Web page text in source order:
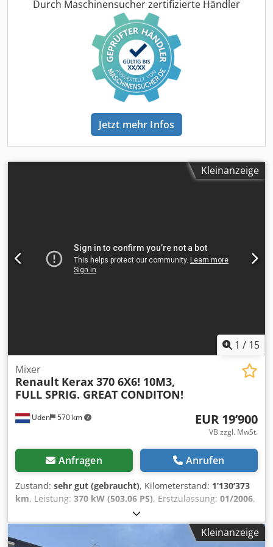
Interne Fahrzeugnr.: VTC30005 Deutsches Fahrzeug 3 x
vorhanden Ab sofort zur Verfügung auf unserem Hof in
Kaufungen Mehr INFO unter: * Golec Nutzfahrzeuge
GmbH (Deutsch, English, Bulgarisch, Russisch) * Viktoria
Sologubova (Polnisch, Russisch, Ukrainisch, English)
Finanzierungsbeispiel: * Interne Nummer: BM *
Kaufpreis: 69.900,00 ¤ * Anzahlung: 10%
* Laufzeit: 60 * Monatliche Rate: 1.001,02 ¤
Restwert: 13.380,00 ¤ Wenn das Angebot Ihnen zusagt
oder dieses nach Ihren Bedürfnissen anpassen wollen,
kontaktieren Sie uns unter Hr. Enchev). Wir freuen uns auf
Ihren Anruf Cedpfx Apsynp Hzs Ierf Irrtümer
in Zahlung. Finanzierung direkt bei uns im Hause möglich.
GOLEC NUTZFAHRZEUGE GMBH Wir sprechen: Deutsch,
Durch Maschinensucher zertifizierte Händler
Jetzt mehr Infos
Kleinanzeige
1 / 15
Uden 570 km
Mixer
Renault Kerax 370 6X6! 10M3,
FULL SPRIG. GREAT CONDITON!
EUR 19’900
VB zzgl. MwSt.
Anfragen Anrufen
Zustand: sehr gut (gebraucht), Kilometerstand: 1’130’373
km, Leistung: 370 kW (503.06 PS), Erstzulassung: 01/2006,
, Achsen-Konfiguration:
Diesel, Fahrerkabine:Fahrerhaus, Getriebetyp:
mechanisch
, Emissionsklasse:Kleinanzeige